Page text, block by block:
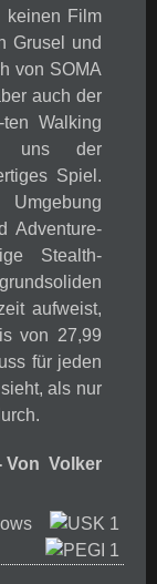
keinen Film
Grusel und
von SOMA
auch der
Walking
uns der
Spiel.
Adventure-
Stealth-
aufweist,
von 27,99
für jeden
als nur
Von Volker